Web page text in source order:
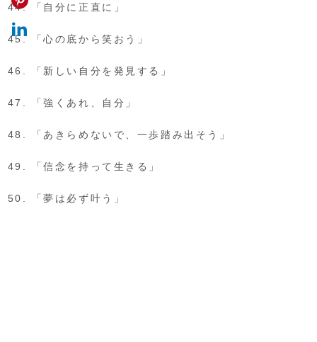
「自分に正直に」
「心の底から笑おう」
「新しい自分を発見する」
「強くあれ、自分」
「あきらめないで、一歩踏み出そう」
「信念を持って生きる」
「夢は必ず叶う」